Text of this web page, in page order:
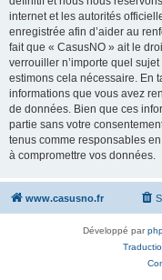
internet et les autorités
enregistrée afin d’aider au
fait que « CasusNO » ait le
verrouiller n’importe quel
estimons cela nécessaire. En
informations que vous avez
de données. Bien que ces
partie sans votre
tenus comme responsables
à compromettre vos données.
www.casusno.fr
Développé par